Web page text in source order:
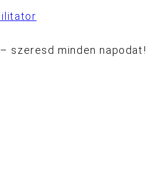
szeresd minden napodat!